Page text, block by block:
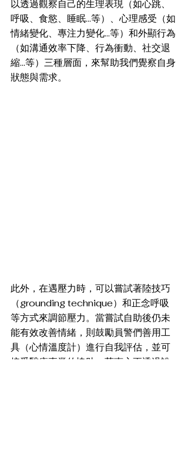
以透過觀察自己的生理表現（如心跳、
呼吸、食慾、睡眠…等）、心理感受（如
情緒變化、專注力變化…等）和外顯行為
（如溝通效率下降、行為衝動、社交退
縮…等）三種層面，來幫助我們覺察自身
狀態與需求。
此外，在遇壓力時，可以嘗試著陸技巧
（grounding technique）和正念呼吸
等方式來調節壓力。當嘗試自助後仍未
能有效改善情緒，則鼓勵員警們善用工
具（心情溫度計）進行自我評估，並可
接受醫療專業的協助。莊惠心更透過說